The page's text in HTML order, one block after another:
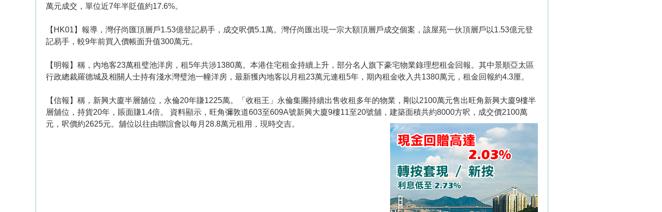
萬元成交，單位近7年半貶值約17.6%。
【HK01】報導，灣仔尚匯頂層戶1.53億登記易手，成交呎價5.1萬。灣仔尚匯出現一宗大額頂層戶成交個案，該屋苑一伙頂層戶以1.53億元登
記易手，較9年前買入價帳面升值300萬元。
【明報】稱，內地客23萬租璧池洋房，租5年共涉1380萬。本港住宅租金持續上升，部分名人旗下豪宅物業錄理想租金回報。其中景順亞太區
行政總裁羅德城及相關人士持有淺水灣璧池一幢洋房，最新獲內地客以月租23萬元連租5年，期內租金收入共1380萬元，租金回報約4.3厘。
【信報】稱，新興大廈半層舖位，永倫20年賺1225萬。「收租王」永倫集團持續出售收租多年的物業，剛以2100萬元售出旺角新興大廈9樓半
層舖位，持貨20年，賬面賺1.4倍。 資料顯示，旺角彌敦道603至609A號新興大廈9樓11至20號舖，建築面積共約8000方呎，成交價2100萬
元，呎價約2625元。舖位以往由聯誼會以每月28.8萬元租用，現時交吉。